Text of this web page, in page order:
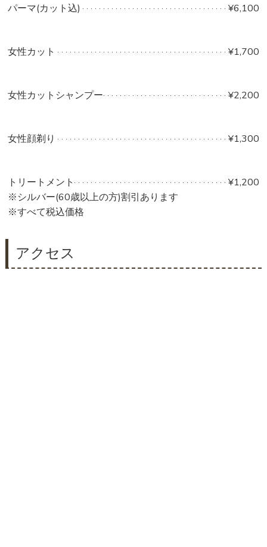
パーマ(カット込) ¥6,100
女性カット ¥1,700
女性カットシャンプー ¥2,200
女性顔剃り ¥1,300
トリートメント
¥1,200
※シルバー(60歳以上の方)割引あります
※すべて税込価格
アクセス